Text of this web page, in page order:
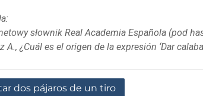
słownik Real Academia Española (pod
A., ¿Cuál es el origen de la expresión ‘Dar
dos pájaros de un tiro